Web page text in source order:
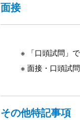
面接
※ 「口頭試問」
※ 面接・口頭試
その他特記事項